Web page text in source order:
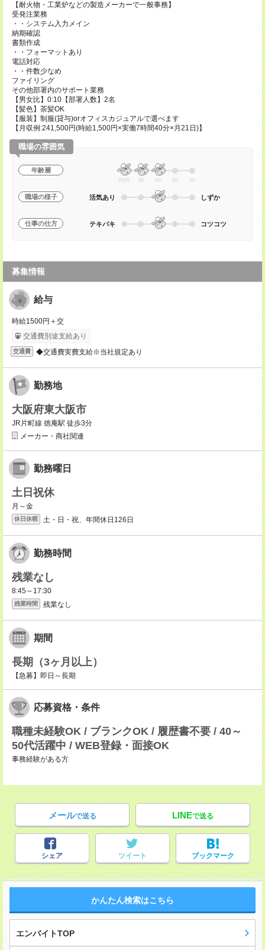
【耐火物・工業炉などの製造メーカーで一般事務】
受発注業務
・・システム入力メイン
納期確認
書類作成
・・フォーマットあり
電話対応
・・件数少なめ
ファイリング
その他部署内のサポート業務
【男女比】0:10【部署人数】2名
【髪色】茶髪OK
【服装】制服(貸与)orオフィスカジュアルで選べます
【月収例:241,500円(時給1,500円×実働7時間40分×月21日)】
職場の雰囲気
年齢層
20代 30 40 50 60
職場の様子 活気あり しずか
仕事の仕方 テキパキ コツコツ
募集情報
給与
時給1500円＋交
交通費別途支給あり
交通費 ◆交通費実費支給※当社規定あり
勤務地
大阪府東大阪市
JR片町線 徳庵駅 徒歩3分
メーカー・商社関連
勤務曜日
土日祝休
月～金
休日休暇 土・日・祝、年間休日126日
勤務時間
残業なし
8:45～17:30
残業時間 残業なし
期間
長期（3ヶ月以上）
【急募】即日～長期
応募資格・条件
職種未経験OK / ブランクOK / 履歴書不要 / 40～
50代活躍中 / WEB登録・面接OK
事務経験がある方
メールで送る LINEで送る
シェア ツイート ブックマーク
かんたん検索はこちら
エンバイトTOP